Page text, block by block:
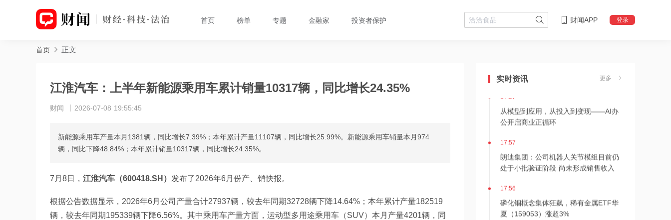
首页 榜单 专题 金融家 投资者保护 财闻APP 登录
首页 正文
江淮汽车：上半年新能源乘用车累计销量10317辆，同比增长24.35%
财闻 2026-07-08 19:55:45
新能源乘用车产量本月1381辆，同比增长7.39%；本年累计产量11107辆，同比增长25.99%。新能源乘用车销量本月974
辆，同比下降48.84%；本年累计销量10317辆，同比增长24.35%。
7月8日， 江淮汽车（600418.SH） 发布了2026年6月份产、销快报。
根据公告数据显示，2026年6月公司产量合计27937辆，较去年同期32728辆下降14.64%；本年累计产量182519
辆，较去年同期195339辆下降6.56%。其中乘用车产量方面，运动型多用途乘用车（SUV）本月产量4201辆，同
实时资讯 更多
从模型到应用，从投入到变现——AI办
公开启商业正循环
朗迪集团：公司机器人关节模组目前仍
处于小批验证阶段 尚未形成销售收入
磷化铟概念集体狂飙，稀有金属ETF华
夏（159053）涨超3%